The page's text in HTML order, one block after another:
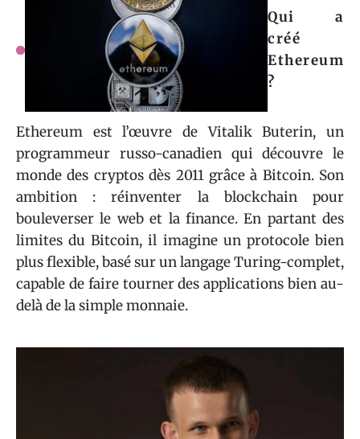
Qui a
créé
Ethereum
?
Ethereum est l’œuvre de Vitalik Buterin, un
programmeur russo-canadien qui découvre le
monde des cryptos dès 2011 grâce à Bitcoin. Son
ambition : réinventer la blockchain pour
bouleverser le web et la finance. En partant des
limites du Bitcoin, il imagine un protocole bien
plus flexible, basé sur un langage Turing-complet,
capable de faire tourner des applications bien au-
delà de la simple monnaie.